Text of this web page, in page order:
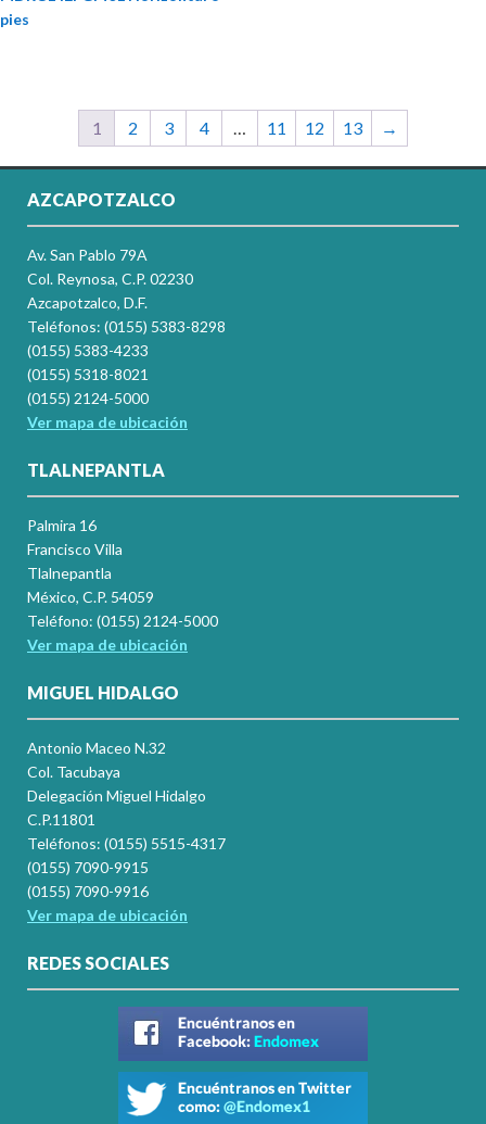
pies
1 2 3 4 11 12 13 →
AZCAPOTZALCO
Av. San Pablo 79A
Col. Reynosa, C.P. 02230
Azcapotzalco, D.F.
Teléfonos: (0155) 5383-8298
(0155) 5383-4233
(0155) 5318-8021
(0155) 2124-5000
Ver mapa de ubicación
TLALNEPANTLA
Palmira 16
Francisco Villa
Tlalnepantla
México, C.P. 54059
Teléfono: (0155) 2124-5000
Ver mapa de ubicación
MIGUEL HIDALGO
Antonio Maceo N.32
Col. Tacubaya
Delegación Miguel Hidalgo
C.P.11801
Teléfonos: (0155) 5515-4317
(0155) 7090-9915
(0155) 7090-9916
Ver mapa de ubicación
REDES SOCIALES